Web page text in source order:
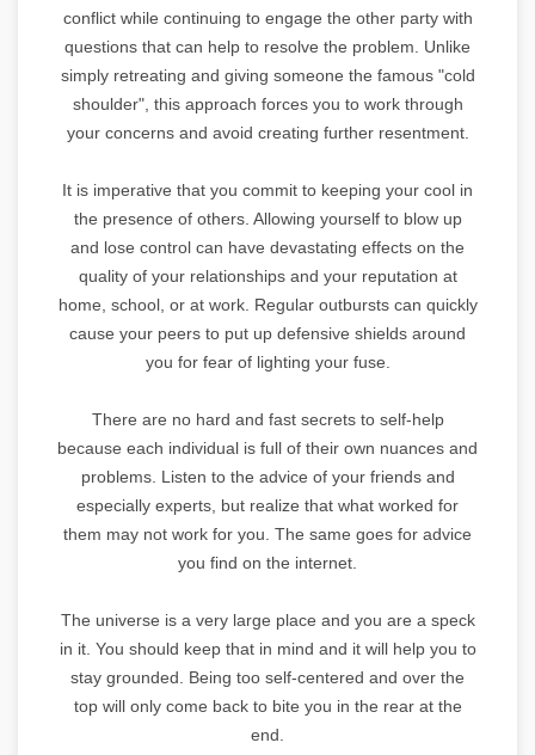
conflict while continuing to engage the other party with
questions that can help to resolve the problem. Unlike
simply retreating and giving someone the famous "cold
shoulder", this approach forces you to work through
your concerns and avoid creating further resentment.
It is imperative that you commit to keeping your cool in
the presence of others. Allowing yourself to blow up
and lose control can have devastating effects on the
quality of your relationships and your reputation at
home, school, or at work. Regular outbursts can quickly
cause your peers to put up defensive shields around
you for fear of lighting your fuse.
There are no hard and fast secrets to self-help
because each individual is full of their own nuances and
problems. Listen to the advice of your friends and
especially experts, but realize that what worked for
them may not work for you. The same goes for advice
you find on the internet.
The universe is a very large place and you are a speck
in it. You should keep that in mind and it will help you to
stay grounded. Being too self-centered and over the
top will only come back to bite you in the rear at the
end.